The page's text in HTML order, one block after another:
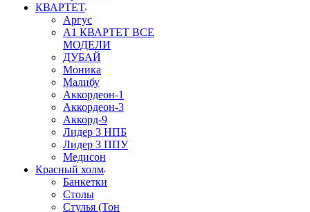
КВАРТЕТ
Аргус
А1 КВАРТЕТ ВСЕ
МОДЕЛИ
ДУБАЙ
Моника
Малибу
Аккордеон-1
Аккордеон-3
Аккорд-9
Лидер 3 НПБ
Лидер 3 ППУ
Медисон
Красный холм
Банкетки
Столы
Стулья (Тон